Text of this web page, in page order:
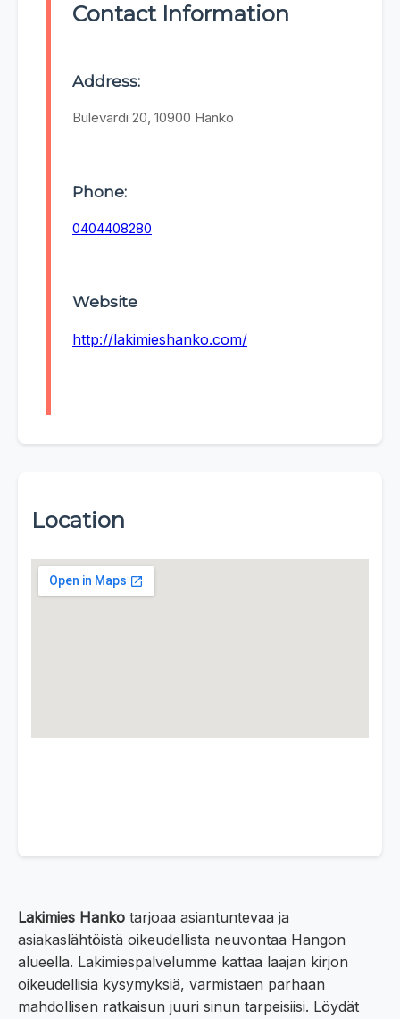
Contact Information
Address:
Bulevardi 20, 10900 Hanko
Phone:
0404408280
Website
http://lakimieshanko.com/
Location
Lakimies Hanko tarjoaa asiantuntevaa ja
asiakaslähtöistä oikeudellista neuvontaa Hangon
alueella. Lakimiespalvelumme kattaa laajan kirjon
oikeudellisia kysymyksiä, varmistaen parhaan
mahdollisen ratkaisun juuri sinun tarpeisiisi. Löydät